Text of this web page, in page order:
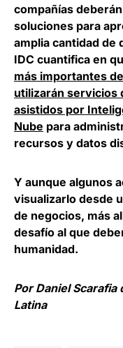
compañías
soluciones para
amplia cantidad de
IDC cuantifica en
más importantes
utilizarán servicios
asistidos por
Nube para
recursos y datos
Y aunque algunos
visualizarlo desde
de negocios, más
desafío al que
humanidad.
Por Daniel
Latina